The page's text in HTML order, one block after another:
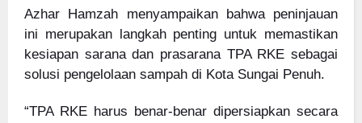
Azhar Hamzah menyampaikan bahwa peninjauan
ini merupakan langkah penting untuk memastikan
kesiapan sarana dan prasarana TPA RKE sebagai
solusi pengelolaan sampah di Kota Sungai Penuh.
“TPA RKE harus benar-benar dipersiapkan secara